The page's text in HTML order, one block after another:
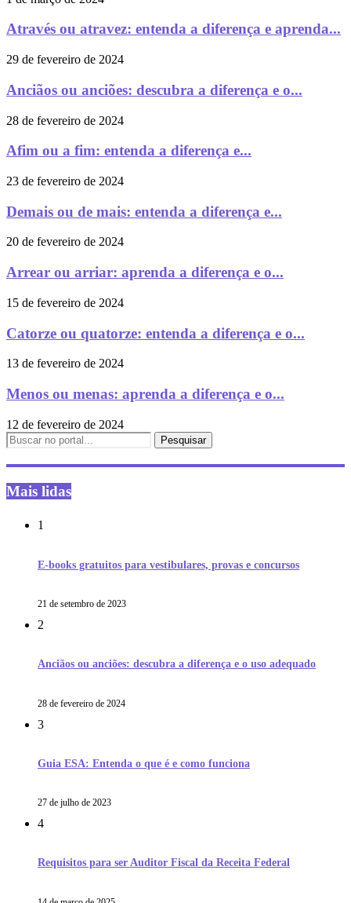
Através ou atravez: entenda a diferença e aprenda...
29 de fevereiro de 2024
Anciãos ou anciões: descubra a diferença e o...
28 de fevereiro de 2024
Afim ou a fim: entenda a diferença e...
23 de fevereiro de 2024
Demais ou de mais: entenda a diferença e...
20 de fevereiro de 2024
Arrear ou arriar: aprenda a diferença e o...
15 de fevereiro de 2024
Catorze ou quatorze: entenda a diferença e o...
13 de fevereiro de 2024
Menos ou menas: aprenda a diferença e o...
12 de fevereiro de 2024
Mais lidas
1
E-books gratuitos para vestibulares, provas e concursos
21 de setembro de 2023
2
Anciãos ou anciões: descubra a diferença e o uso adequado
28 de fevereiro de 2024
3
Guia ESA: Entenda o que é e como funciona
27 de julho de 2023
4
Requisitos para ser Auditor Fiscal da Receita Federal